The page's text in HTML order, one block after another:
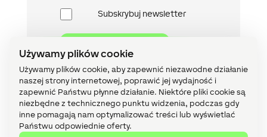
Używamy plików cookie
Używamy plików cookie, aby zapewnić niezawodne działanie
naszej strony internetowej, poprawić jej wydajność i
zapewnić Państwu płynne działanie. Niektóre pliki cookie są
niezbędne z technicznego punktu widzenia, podczas gdy
inne pomagają nam optymalizować treści lub wyświetlać
Państwu odpowiednie oferty.
Newsletter
Subskrybuj newsletter